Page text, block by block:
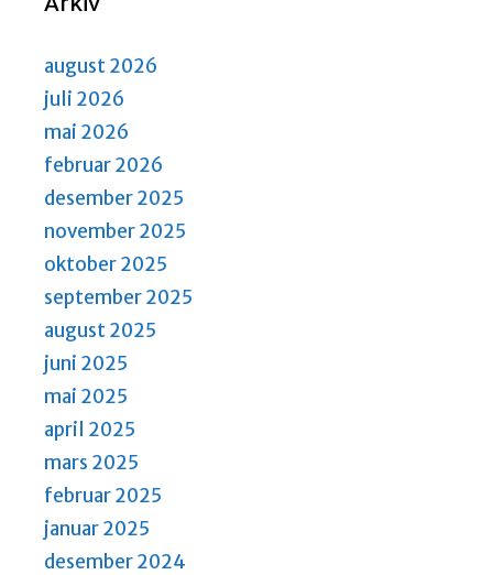
august 2026
juli 2026
mai 2026
februar 2026
desember 2025
november 2025
oktober 2025
september 2025
august 2025
juni 2025
mai 2025
april 2025
mars 2025
februar 2025
januar 2025
desember 2024